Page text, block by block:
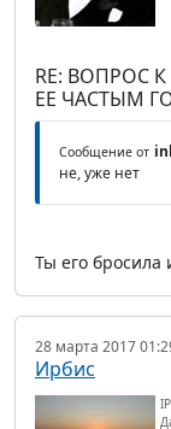
RE: ВОПРОС
ЕЕ ЧАСТЫМ
Сообщение от
не, уже нет
Ты его бросила
28 марта 2017
Ирбис